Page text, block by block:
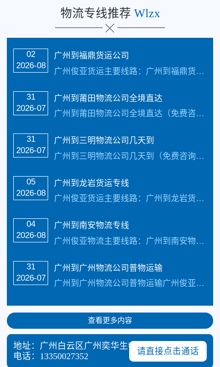
物流专线推荐 Wlzx
02
2026-08
广州到福鼎货运公司
广州俊亚货运主要线路：广州到福鼎货运公司全境直达专线，天天发车24小时服务热线电话：（133-5002-3601）2-3天可以安全把货物送货到以下地址：广州、莆田、泉州、漳州、龙岩、三明、南平、宁德、县级市有：永安、邵武、漳平、福清、宁德、石狮、武夷山、晋 江、南安、建瓯、长乐、龙海、建阳、福鼎致力于打造最优质的广州到...…
31
2026-07
广州到莆田物流公司全境直达
广州到莆田物流公司全境直达（免费咨询电话：133-5002-3601）首选广州俊亚物流公司，每天发车，3-4天可到达。公司是著名AAA物流企业公司!承接:整车货…
31
2026-07
广州到三明物流公司几天到
广州到三明物流公司几天到（免费咨询电话：133-5002-3601）首选广州俊亚物流公司，每天发车，3-4天可到达。公司是著名AAA物流企业公司!承接:整车货物…
05
2026-08
广州到龙岩货运专线
广州俊亚货运主要线路：广州到龙岩货运专线全境直达，直达区域：广州、莆田、泉州、漳州、龙岩、三明、南平、宁德、县级市有：永安、邵武、漳平、福清、宁德、石狮、武夷山…
04
2026-08
广州到南安物流专线
广州俊亚物流主要线路：广州到南安物流专线全境直达，直达区域：广州、莆田、泉州、漳州、龙岩、三明、南平、宁德、县级市有：永安、邵武、漳平、福清、宁德、石狮、武夷山、晋 江、南安、建瓯、长乐、龙海、建阳、福鼎天天发车24小时服务热线电话：（133-5002-3601）2-3天可以安全把货物送货到致力于打造最优质...…
31
2026-07
广州到广州物流公司普物运输
广州到广州物流公司普物运输广州俊亚物流主要线路：广州到广州物流公司全境直达专线，天天发车24小时服务热线电话：（133-5002-3601）2-3天可以安全把货物送货到以下地址：广州、莆田、泉州、漳州、龙岩、三明、南平、宁德、县级市有：永安、邵武、漳平、福清、宁德、石狮、武夷山、晋 江、南安、建瓯、长乐、龙海、建阳、福...…
查看更多内容
请直接点击通话
地址：广州白云区广州奕华生物科技有限公司东（金
电话： 13350027352